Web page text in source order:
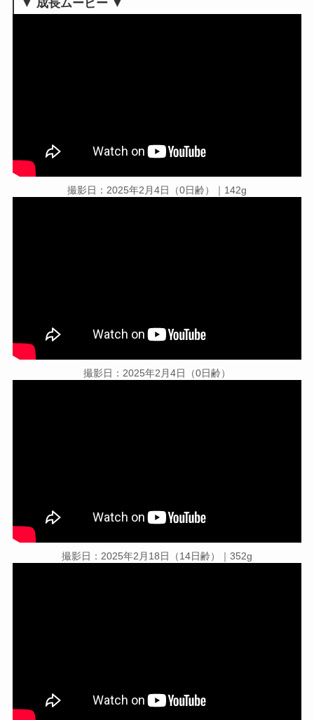
▼ 成長ムービー ▼
撮影日：2025年2月4日（0日齢）｜142g
撮影日：2025年2月4日（0日齢）
撮影日：2025年2月18日（14日齢）｜352g